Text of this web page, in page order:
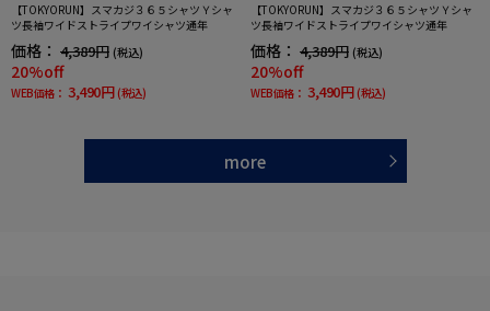
【TOKYORUN】スマカジ３６５シャツＹシャ
ツ長袖ワイドストライプワイシャツ通年
価格： 4,389円 (税込)
20%off
WEB価格： 3,490円 (税込)
【TOKYORUN】スマカジ３６５シャツＹシャ
ツ長袖ワイドストライプワイシャツ通年
価格： 4,389円 (税込)
20%off
WEB価格： 3,490円 (税込)
more